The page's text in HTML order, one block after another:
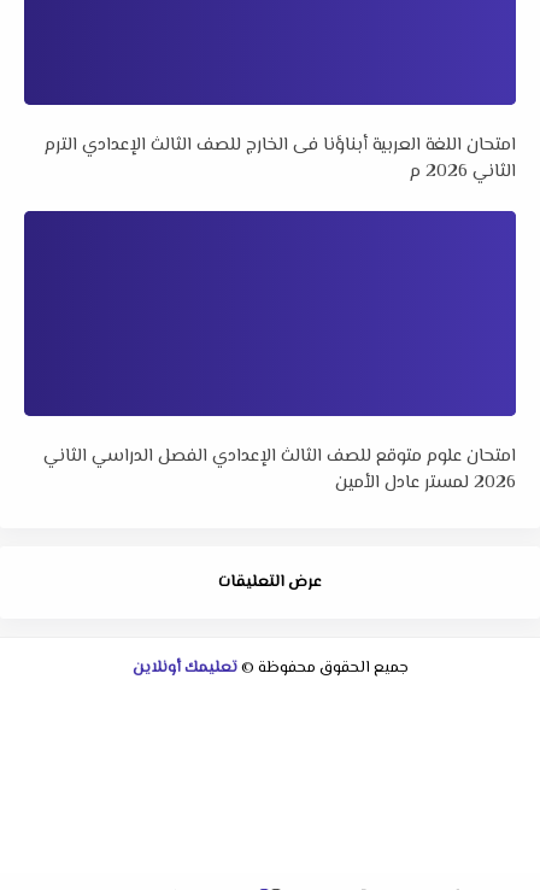
امتحان اللغة العربية أبناؤنا فى الخارج للصف الثالث الإعدادي الترم
الثاني 2026 م
امتحان علوم متوقع للصف الثالث الإعدادي الفصل الدراسي الثاني
2026 لمستر عادل الأمين
عرض التعليقات
جميع الحقوق محفوظة ©تعليمك أونلاين